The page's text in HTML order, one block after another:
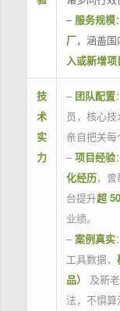
– 服务规模
厂，涵盖国
入或新增项
技
术
实
力
– 团队配置
员，核心
亲自把关每
– 项目经验
化经历，曾
台提升超
业绩。
– 案例真实
工具数据，
品）
及新
法，不惧